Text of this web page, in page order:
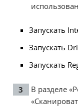
Запускать
Запускать
Запускать
В разделе